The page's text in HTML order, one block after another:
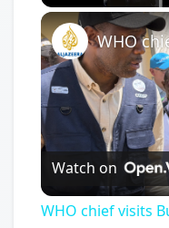
Watch on
WHO chief visits